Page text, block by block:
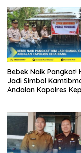
Bebek Naik Pangkat!
Jadi Simbol
Andalan Kapolres